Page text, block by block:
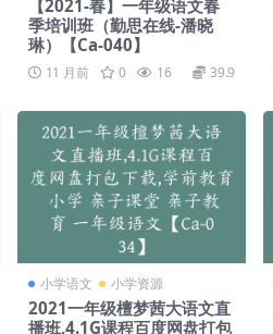
【2021-春】一年级语文春
季培训班（勤思在线-潘晓
琳）【Ca-040】
11 月前 0 16 39.9
小学语文 小学资源
2021一年级檀梦茜大语文直
播班,4.1G课程百度网盘打包